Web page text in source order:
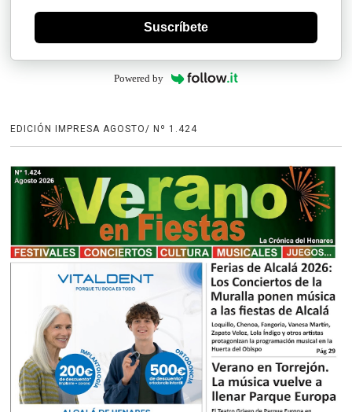
Suscríbete
Powered by
EDICIÓN IMPRESA AGOSTO/ Nº 1.424